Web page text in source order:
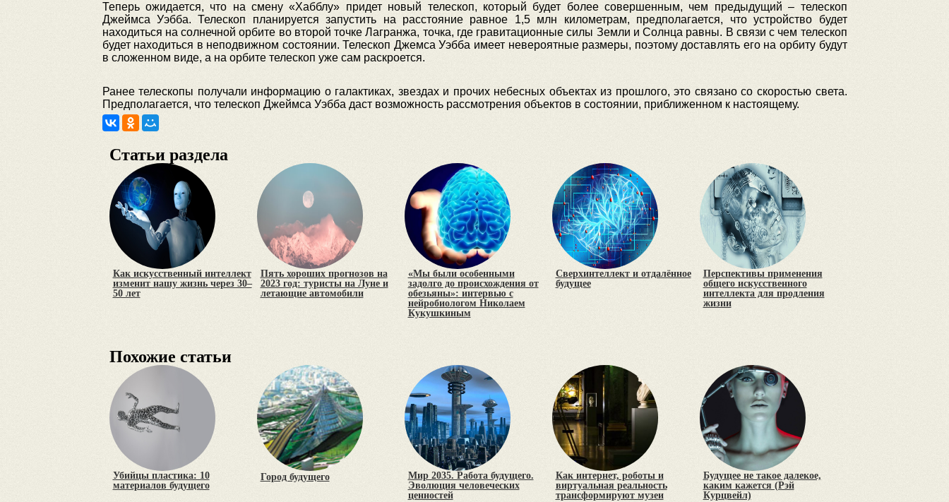
Теперь ожидается, что на смену «Хабблу» придет новый телескоп, который будет более совершенным, чем предыдущий – телескоп
Джеймса Уэбба. Телескоп планируется запустить на расстояние равное 1,5 млн километрам, предполагается, что устройство будет
находиться на солнечной орбите во второй точке Лагранжа, точка, где гравитационные силы Земли и Солнца равны. В связи с чем телескоп
будет находиться в неподвижном состоянии. Телескоп Джемса Уэбба имеет невероятные размеры, поэтому доставлять его на орбиту будут
в сложенном виде, а на орбите телескоп уже сам раскроется.
Ранее телескопы получали информацию о галактиках, звездах и прочих небесных объектах из прошлого, это связано со скоростью света.
Предполагается, что телескоп Джеймса Уэбба даст возможность рассмотрения объектов в состоянии, приближенном к настоящему.
Статьи раздела
Как искусственный интеллект
изменит нашу жизнь через 30–
50 лет
Пять хороших прогнозов на
2023 год: туристы на Луне и
летающие автомобили
«Мы были особенными
задолго до происхождения от
обезьяны»: интервью с
нейробиологом Николаем
Кукушкиным
Сверхинтеллект и отдалённое
будущее
Перспективы применения
общего искусственного
интеллекта для продления
жизни
Похожие статьи
Убийцы пластика: 10
материалов будущего
Город будущего
Мир 2035. Работа будущего.
Эволюция человеческих
ценностей
Как интернет, роботы и
виртуальная реальность
трансформируют музеи
Будущее не такое далекое,
каким кажется (Рэй
Курцвейл)